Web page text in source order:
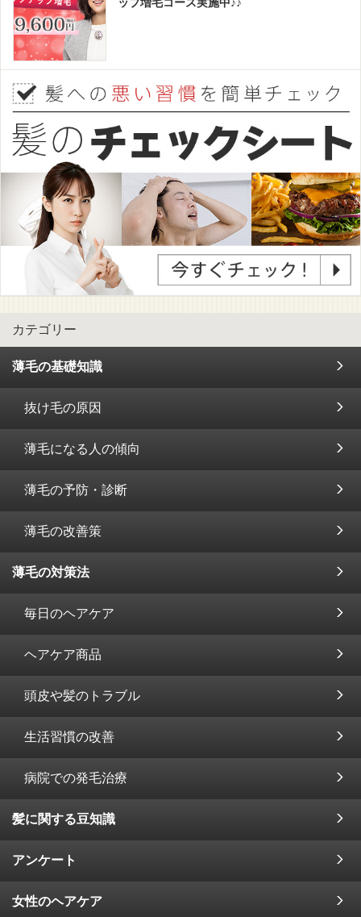
カテゴリー
薄毛の基礎知識
抜け毛の原因
薄毛になる人の傾向
薄毛の予防・診断
薄毛の改善策
薄毛の対策法
毎日のヘアケア
ヘアケア商品
頭皮や髪のトラブル
生活習慣の改善
病院での発毛治療
髪に関する豆知識
アンケート
女性のヘアケア